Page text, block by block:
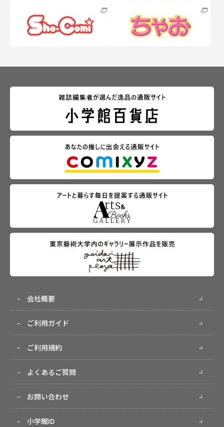
会社概要
ご利用ガイド
ご利用規約
よくあるご質問
お問い合わせ
小学館ID